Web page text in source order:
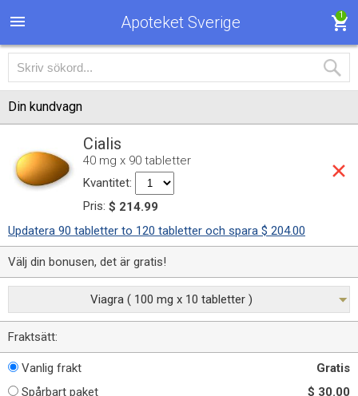
Apoteket Sverige 1
Din kundvagn
Cialis
40 mg x 90 tabletter
Kvantitet:
Pris: $ 214.99
Updatera 90 tabletter to 120 tabletter och spara $ 204.00
Välj din bonusen, det är gratis!
Viagra ( 100 mg x 10 tabletter )
Fraktsätt:
Vanlig frakt
Gratis
Spårbart paket
$ 30.00